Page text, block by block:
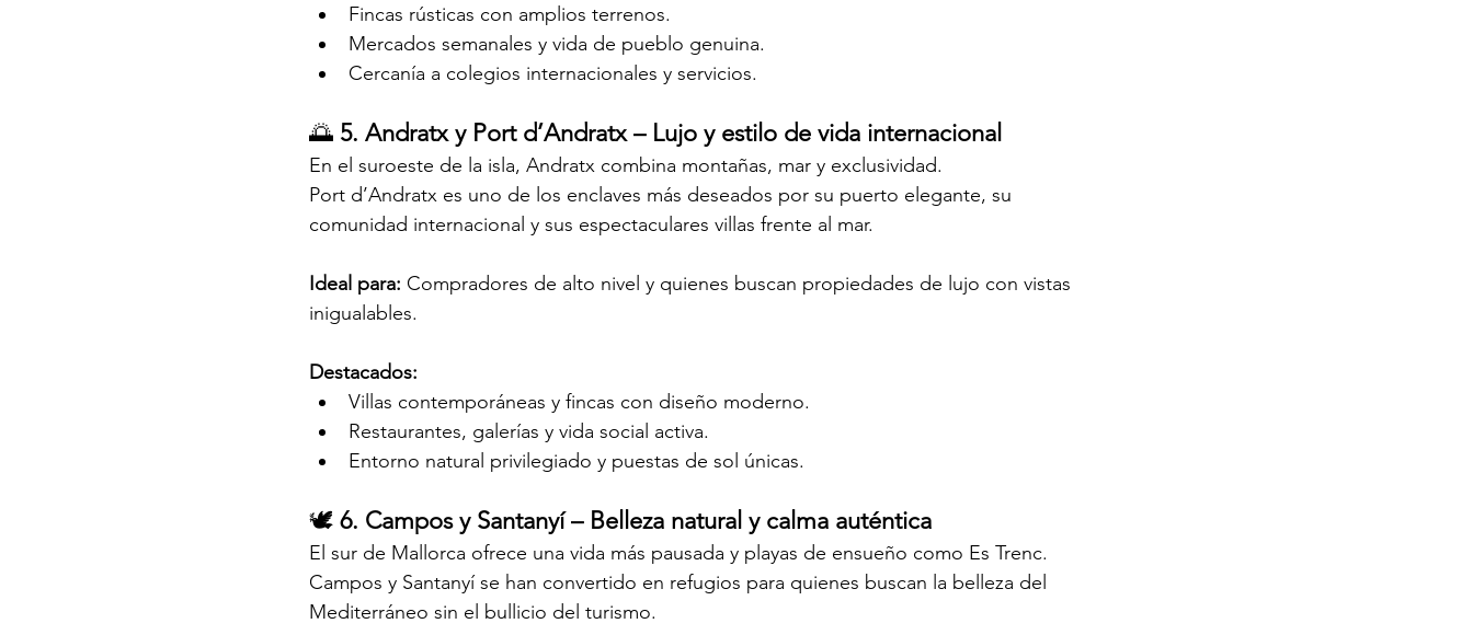
Fincas rústicas con amplios terrenos.
Mercados semanales y vida de pueblo genuina.
Cercanía a colegios internacionales y servicios.
🌅 5. Andratx y Port d’Andratx – Lujo y estilo de vida internacional
En el suroeste de la isla, Andratx combina montañas, mar y exclusividad.
Port d’Andratx es uno de los enclaves más deseados por su puerto elegante, su
comunidad internacional y sus espectaculares villas frente al mar.
Ideal para: Compradores de alto nivel y quienes buscan propiedades de lujo con vistas
inigualables.
Destacados:
Villas contemporáneas y fincas con diseño moderno.
Restaurantes, galerías y vida social activa.
Entorno natural privilegiado y puestas de sol únicas.
🕊️ 6. Campos y Santanyí – Belleza natural y calma auténtica
El sur de Mallorca ofrece una vida más pausada y playas de ensueño como Es Trenc.
Campos y Santanyí se han convertido en refugios para quienes buscan la belleza del
Mediterráneo sin el bullicio del turismo.